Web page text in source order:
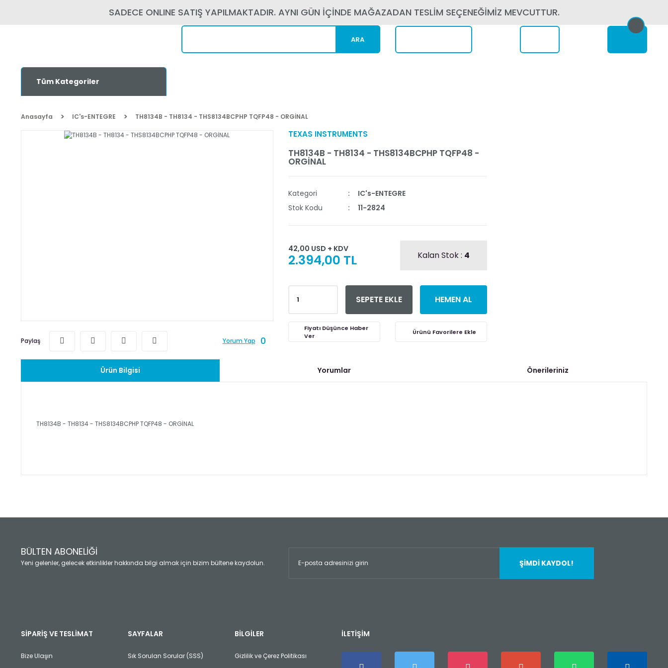
SADECE ONLINE SATIŞ YAPILMAKTADIR. AYNI GÜN İÇİNDE MAĞAZADAN TESLİM SEÇENEĞİMİZ MEVCUTTUR.
ARA
Tüm Kategoriler
Anasayfa IC's-ENTEGRE TH8134B - TH8134 - THS8134BCPHP TQFP48 - ORGİNAL
Paylaş Yorum Yap 0
TEXAS INSTRUMENTS
TH8134B - TH8134 - THS8134BCPHP TQFP48 -
ORGİNAL
Kategori
IC's-ENTEGRE
Stok Kodu
11-2824
42,00 USD + KDV
2.394,00 TL Kalan Stok : 4
SEPETE EKLE HEMEN AL
Fiyatı Düşünce Haber
Ver
Ürün Bilgisi Yorumlar Önerileriniz
TH8134B - TH8134 - THS8134BCPHP TQFP48 - ORGİNAL
Yorum Yaz
Ürün açıklamasında eksik bilgiler bulunuyor.
Ürün fiyatı diğer sitelerden daha pahalı.
Bu ürüne benzer farklı alternatifler olmalı.
BÜLTEN ABONELİĞİ
Yeni gelenler, gelecek etkinlikler hakkında bilgi almak için bizim bültene kaydolun. ŞİMDİ KAYDOL!
SİPARİŞ VE TESLİMAT
Bize Ulaşın
SAYFALAR
Sık Sorulan Sorular (SSS)
BİLGİLER
Gizlilik ve Çerez Politikası
İLETİŞİM